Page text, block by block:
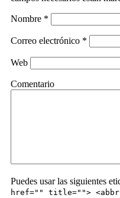
Nombre *
Correo electrónico *
Web
Comentario
Puedes usar las siguientes
href="" title="">